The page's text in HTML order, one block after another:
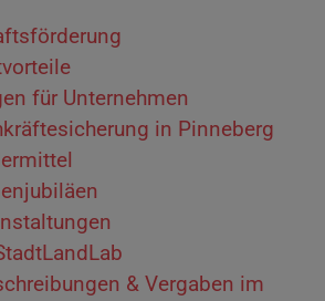
für Unternehmen
in Pinneberg
& Vergaben im